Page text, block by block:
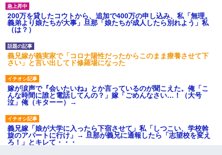
200万を貸したコウトから、追加で400万の申し込み、私「無理。
義弟より娘たちが大事」旦那「娘たちが成人したら別れよう」私
（は？）
義兄嫁が義実家で「コロナ陽性だったからこのまま療養させて下
さい」と言い出してド修羅場になった
嫁が涙声で『会いたいね』とか言っているのが聞こえた。俺「こ
んな時間に誰と電話してんの？」嫁「ごめんなさい…！（大号
泣」俺（キターー）→
義兄嫁「娘が大学に入ったら下宿させて」私「しつこい、学校斡
旋のアパートに行け」→ 旦那が義兄に通報したら「志望校を変え
ろ！」とキレて・・・